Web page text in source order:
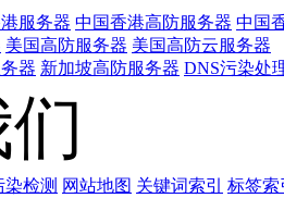
服务器 中国香港高防服务器 中国
美国高防服务器 美国高防云服务器
器 新加坡高防服务器 DNS污染处
检测 网站地图 关键词索引 标签索